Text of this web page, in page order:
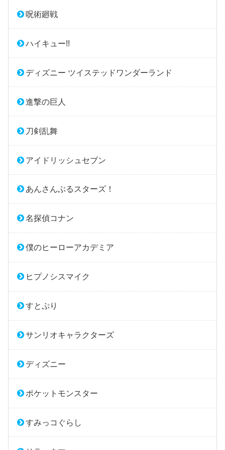
呪術廻戦
ハイキュー!!
ディズニー ツイステッドワンダーランド
進撃の巨人
刀剣乱舞
アイドリッシュセブン
あんさんぶるスターズ！
名探偵コナン
僕のヒーローアカデミア
ヒプノシスマイク
すとぷり
サンリオキャラクターズ
ディズニー
ポケットモンスター
すみっコぐらし